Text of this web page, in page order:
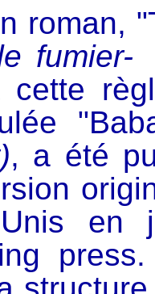
roman,
fumier-
cette
, a été
en